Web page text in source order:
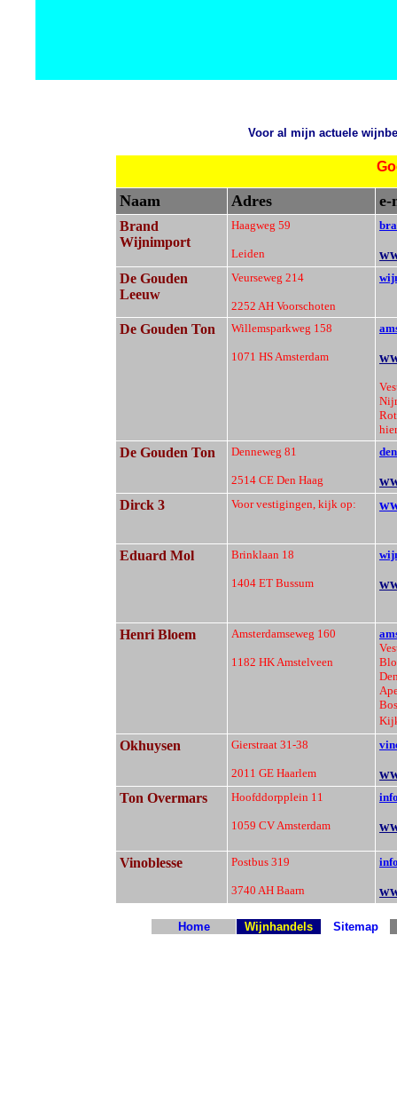
Voor al mijn actuele
Naam Adres e-
Brand
Wijnimport
Haagweg 59
Leiden
De Gouden
Leeuw
Veurseweg 214
2252 AH Voorschoten
De Gouden Ton Willemsparkweg 158
1071 HS Amsterdam
De Gouden Ton Denneweg 81
2514 CE Den Haag
Dirck 3
Voor vestigingen, kijk op:
Eduard Mol Brinklaan 18
1404 ET Bussum
Henri Bloem Amsterdamseweg 160
1182 HK Amstelveen
Okhuysen Gierstraat 31-38
2011 GE Haarlem
Ton Overmars
Hoofddorpplein 11
1059 CV Amsterdam
Vinoblesse Postbus 319
3740 AH Baarn
Home Wijnhandels Sitemap